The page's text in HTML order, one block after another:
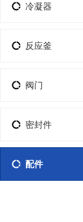
冷凝器
反应釜
阀门
密封件
配件